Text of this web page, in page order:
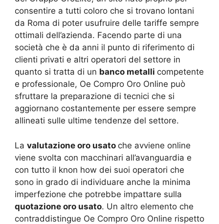
consentire a tutti coloro che si trovano lontani
da Roma di poter usufruire delle tariffe sempre
ottimali dell’azienda. Facendo parte di una
società che è da anni il punto di riferimento di
clienti privati e altri operatori del settore in
quanto si tratta di un banco metalli competente
e professionale, Oe Compro Oro Online può
sfruttare la preparazione di tecnici che si
aggiornano costantemente per essere sempre
allineati sulle ultime tendenze del settore.
La valutazione oro usato che avviene online
viene svolta con macchinari all’avanguardia e
con tutto il knon how dei suoi operatori che
sono in grado di individuare anche la minima
imperfezione che potrebbe impattare sulla
quotazione oro usato. Un altro elemento che
contraddistingue Oe Compro Oro Online rispetto